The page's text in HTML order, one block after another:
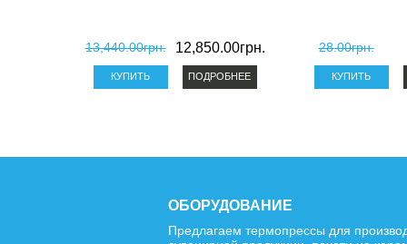
13,440.00грн. 12,850.00грн.
ПОДРОБНЕЕ
28.00грн.
ОБОРУДОВАНИЕ
Предлагаем термопрессы для